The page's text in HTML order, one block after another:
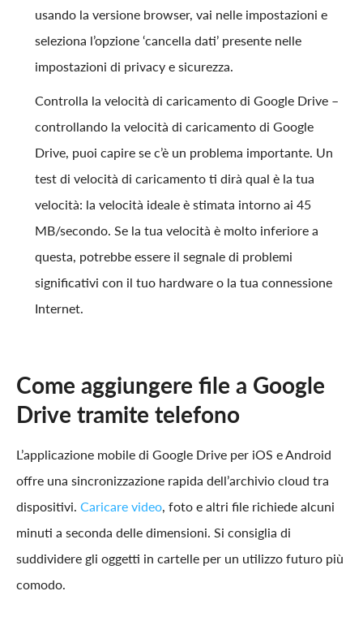
usando la versione browser, vai nelle impostazioni e
seleziona l’opzione ‘cancella dati’ presente nelle
impostazioni di privacy e sicurezza.
Controlla la velocità di caricamento di Google Drive –
controllando la velocità di caricamento di Google
Drive, puoi capire se c’è un problema importante. Un
test di velocità di caricamento ti dirà qual è la tua
velocità: la velocità ideale è stimata intorno ai 45
MB/secondo. Se la tua velocità è molto inferiore a
questa, potrebbe essere il segnale di problemi
significativi con il tuo hardware o la tua connessione
Internet.
Come aggiungere file a Google
Drive tramite telefono
L’applicazione mobile di Google Drive per iOS e Android
offre una sincronizzazione rapida dell’archivio cloud tra
dispositivi. Caricare video, foto e altri file richiede alcuni
minuti a seconda delle dimensioni. Si consiglia di
suddividere gli oggetti in cartelle per un utilizzo futuro più
comodo.